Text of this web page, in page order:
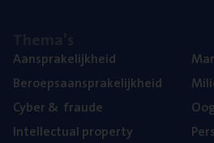
Aan­spra­ke­lijk­heid
Beroeps­aan­spra­ke­lijk­heid
Cyber& fraude
Intel­lec­tu­al property